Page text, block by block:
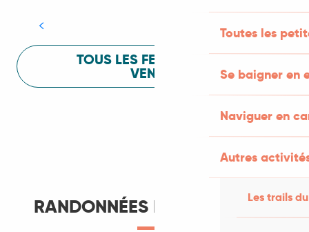
Toutes les
Se baigner en
Naviguer en
Autres
Les trails
TOUS LES FESTIVALS À
VENIR
RANDONNÉES ET ITINÉRANCE